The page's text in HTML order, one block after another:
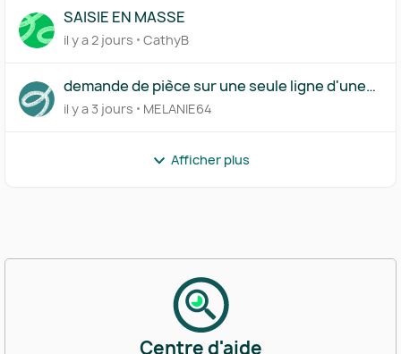
SAISIE EN MASSE
il y a 2 jours CathyB
demande de pièce sur une seule ligne d'une
transaction
il y a 3 jours MELANIE64
Afficher plus
Centre d'aide